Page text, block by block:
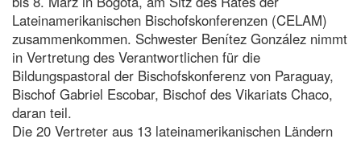
Lateinamerikanischen Bischofskonferenzen (CELAM)
zusammenkommen. Schwester Benítez González nimmt
in Vertretung des Verantwortlichen für die
Bildungspastoral der Bischofskonferenz von Paraguay,
Bischof Gabriel Escobar, Bischof des Vikariats Chaco,
daran teil.
Die 20 Vertreter aus 13 lateinamerikanischen Ländern